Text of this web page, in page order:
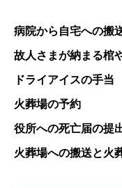
病院から自宅への搬
故人さまが納まる棺
ドライアイスの手当
火葬場の予約
役所への死亡届の提
火葬場への搬送と火